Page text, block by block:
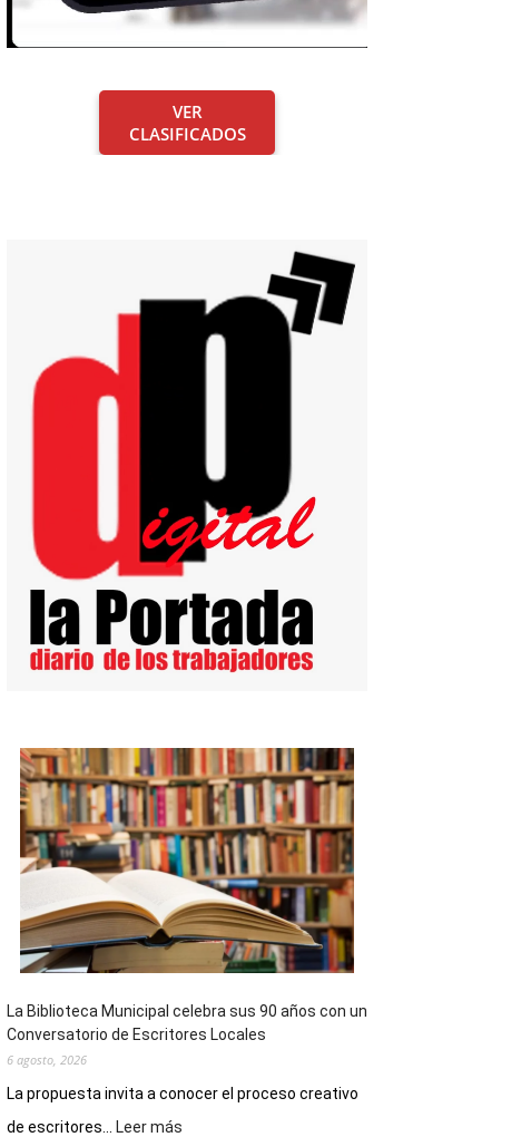
VER
CLASIFICADOS
La Biblioteca Municipal celebra sus 90 años con un
Conversatorio de Escritores Locales
6 agosto, 2026
La propuesta invita a conocer el proceso creativo
de escritores...
Leer más